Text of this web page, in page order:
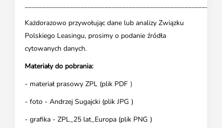
Każdorazowo przywołując dane lub analizy Związku
Polskiego Leasingu, prosimy o podanie źródła
cytowanych danych.
Materiały do pobrania:
- materiał prasowy ZPL (plik PDF )
- foto - Andrzej Sugajcki (plik JPG )
- grafika - ZPL_25 lat_Europa (plik PNG )